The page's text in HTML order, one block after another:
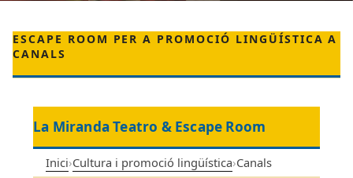
ESCAPE ROOM PER A PROMOCIÓ LINGÜÍSTICA A
CANALS
La Miranda Teatro & Escape Room
Inici›Cultura i promoció lingüística›Canals